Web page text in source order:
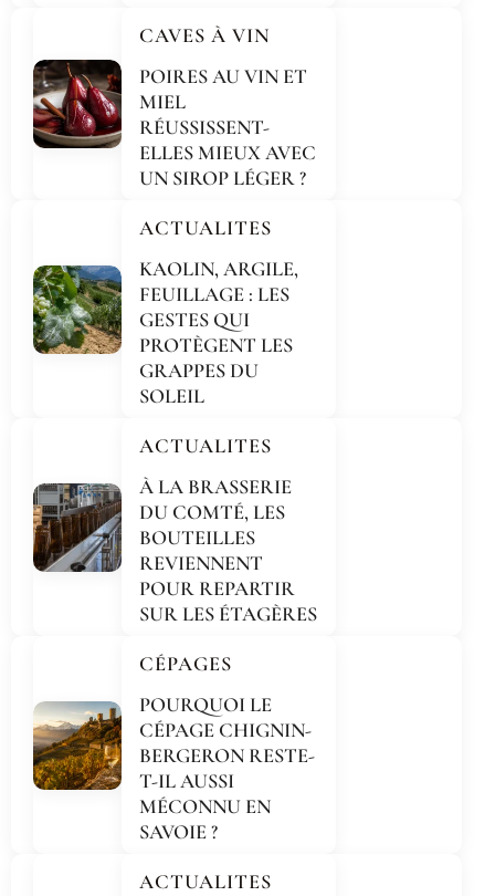
CAVES À VIN
POIRES AU VIN ET
MIEL
RÉUSSISSENT-
ELLES MIEUX AVEC
UN SIROP LÉGER ?
ACTUALITES
KAOLIN, ARGILE,
FEUILLAGE : LES
GESTES QUI
PROTÈGENT LES
GRAPPES DU
SOLEIL
ACTUALITES
À LA BRASSERIE
DU COMTÉ, LES
BOUTEILLES
REVIENNENT
POUR REPARTIR
SUR LES ÉTAGÈRES
CÉPAGES
POURQUOI LE
CÉPAGE CHIGNIN-
BERGERON RESTE-
T-IL AUSSI
MÉCONNU EN
SAVOIE ?
ACTUALITES